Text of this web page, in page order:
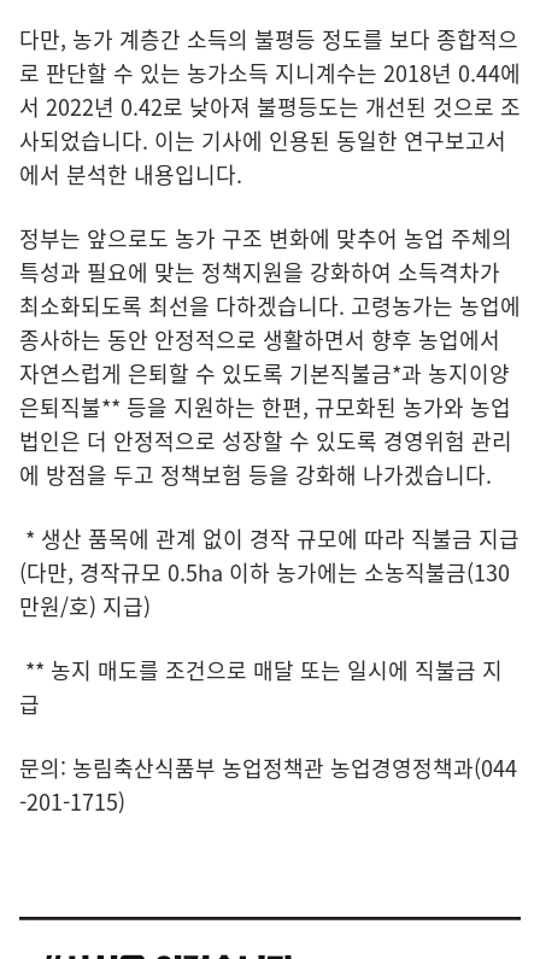
다만, 농가 계층간 소득의 불평등 정도를 보다 종합적으
로 판단할 수 있는 농가소득 지니계수는 2018년 0.44에
서 2022년 0.42로 낮아져 불평등도는 개선된 것으로 조
사되었습니다. 이는 기사에 인용된 동일한 연구보고서
에서 분석한 내용입니다.
정부는 앞으로도 농가 구조 변화에 맞추어 농업 주체의
특성과 필요에 맞는 정책지원을 강화하여 소득격차가
최소화되도록 최선을 다하겠습니다. 고령농가는 농업에
종사하는 동안 안정적으로 생활하면서 향후 농업에서
자연스럽게 은퇴할 수 있도록 기본직불금*과 농지이양
은퇴직불** 등을 지원하는 한편, 규모화된 농가와 농업
법인은 더 안정적으로 성장할 수 있도록 경영위험 관리
에 방점을 두고 정책보험 등을 강화해 나가겠습니다.
* 생산 품목에 관계 없이 경작 규모에 따라 직불금 지급
(다만, 경작규모 0.5ha 이하 농가에는 소농직불금(130
만원/호) 지급)
** 농지 매도를 조건으로 매달 또는 일시에 직불금 지
급
문의: 농림축산식품부 농업정책관 농업경영정책과(044
-201-1715)